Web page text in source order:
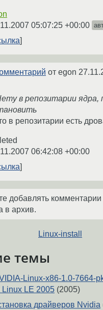
05:07:25 +00:00
от egon
в репозитарии
в репозитарии есть
06:42:08 +00:00
добавлять комментарии
в архив.
Linux-install
темы
Linux-x86-1.0-7664-
Linux LE 2005 (2005)
драйверов Nvidia